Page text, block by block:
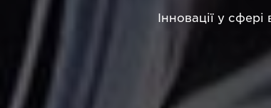
Інновації у